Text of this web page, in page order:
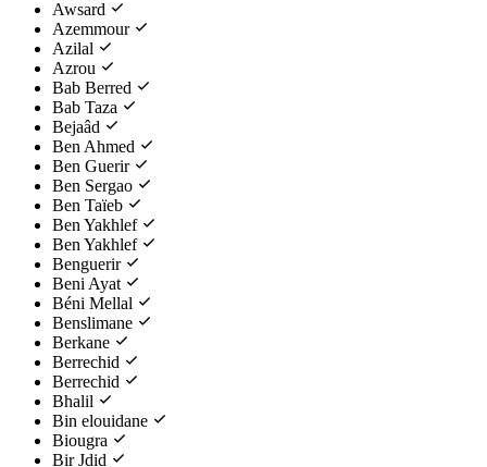
Awsard
Azemmour
Azilal
Azrou
Bab Berred
Bab Taza
Bejaâd
Ben Ahmed
Ben Guerir
Ben Sergao
Ben Taïeb
Ben Yakhlef
Ben Yakhlef
Benguerir
Beni Ayat
Béni Mellal
Benslimane
Berkane
Berrechid
Berrechid
Bhalil
Bin elouidane
Biougra
Bir Jdid